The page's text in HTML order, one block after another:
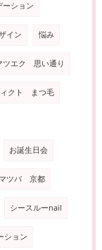
ーション
イン 悩み
ツエク 思い通り
ィクト まつ毛
お誕生日会
マツパ 京都
シースルーnail
ション